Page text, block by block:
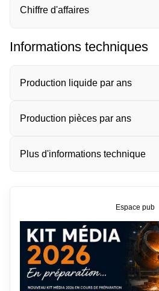
Chiffre d'affaires
Informations techniques
Production liquide par ans
Production pièces par ans
Plus d'informations technique
Espace pub